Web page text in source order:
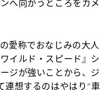
へ向かうところをカ
愛称でおなじみの大
イルド・スピード』
ジが強いことから、
連想するのはやはり“